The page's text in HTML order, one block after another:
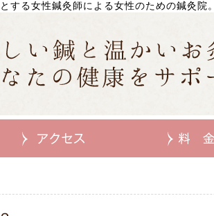
する女性鍼灸師による女性のための鍼灸院。